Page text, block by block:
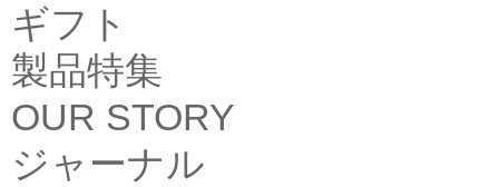
ギフト
製品特集
OUR STORY
ジャーナル